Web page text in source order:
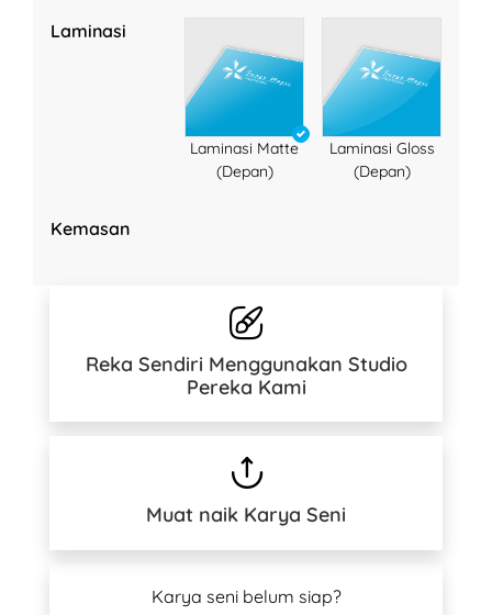
Laminasi
Laminasi Matte
(Depan)
Laminasi Gloss
(Depan)
Kemasan
Reka Sendiri Menggunakan Studio
Pereka Kami
Muat naik Karya Seni
Karya seni belum siap?